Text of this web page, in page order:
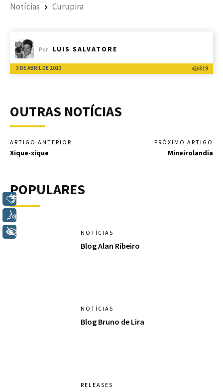
Notícias Curupira
Por LUIS SALVATORE
3 DE ABRIL DE 2013 819
OUTRAS NOTÍCIAS
ARTIGO ANTERIOR
Xique-xique
PRÓXIMO ARTIGO
Mineirolandia
POPULARES
NOTÍCIAS
Blog Alan Ribeiro
NOTÍCIAS
Blog Bruno de Lira
RELEASES
+ Acessibilidade